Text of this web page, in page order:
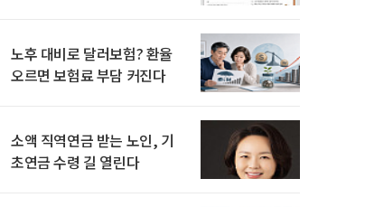
노후 대비로 달러보험? 환율
오르면 보험료 부담 커진다
소액 직역연금 받는 노인, 기
초연금 수령 길 열린다